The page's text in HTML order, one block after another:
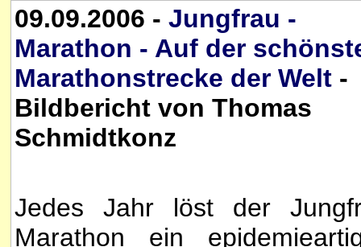
09.09.2006 - Jungfrau -
Marathon - Auf der
Marathonstrecke der Welt -
Bildbericht von Thomas
Schmidtkonz
Jedes Jahr löst der
Marathon ein